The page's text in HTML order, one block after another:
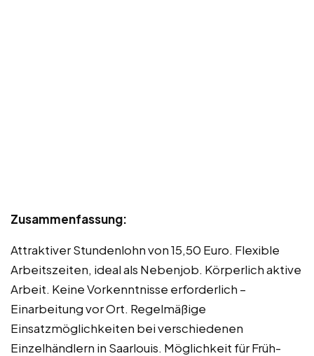
Zusammenfassung:
Attraktiver Stundenlohn von 15,50 Euro. Flexible
Arbeitszeiten, ideal als Nebenjob. Körperlich aktive
Arbeit. Keine Vorkenntnisse erforderlich –
Einarbeitung vor Ort. Regelmäßige
Einsatzmöglichkeiten bei verschiedenen
Einzelhändlern in Saarlouis. Möglichkeit für Früh-